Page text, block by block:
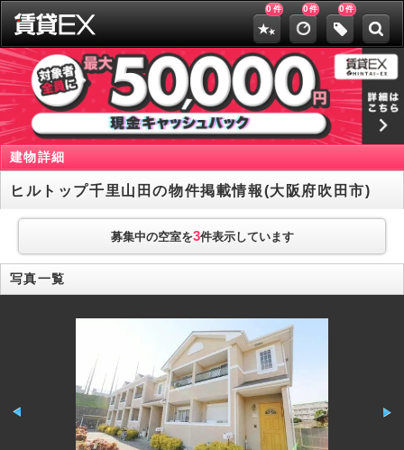
0 件 0件 0件
建物詳細
ヒルトップ千里山田の物件掲載情報(大阪府吹田市)
募集中の空室を3件表示しています
写真一覧